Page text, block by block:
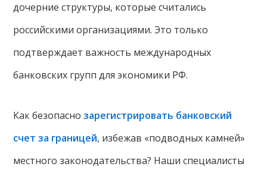
дочерние структуры, которые считались
российскими организациями. Это только
подтверждает важность международных
банковских групп для экономики РФ.
Как безопасно зарегистрировать банковский
счет за границей, избежав «подводных камней»
местного законодательства? Наши специалисты